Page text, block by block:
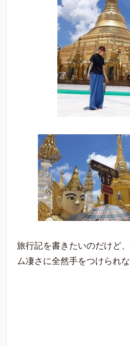
旅行記を書きたいのだけど
ム凄さに全然手をつけられ